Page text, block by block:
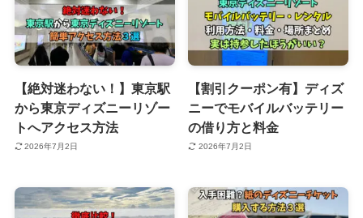
【絶対迷わない！】東京駅
から東京ディズニーリゾー
トへアクセス方法
2026年7月2日
【割引クーポン有】ディズ
ニーでモバイルバッテリー
の借り方と料金
2026年7月2日